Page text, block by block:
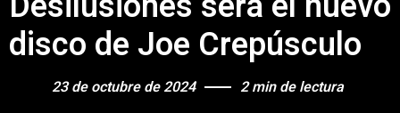
disco de Joe Crepúsculo
23 de octubre de 2024 2 min de lectura